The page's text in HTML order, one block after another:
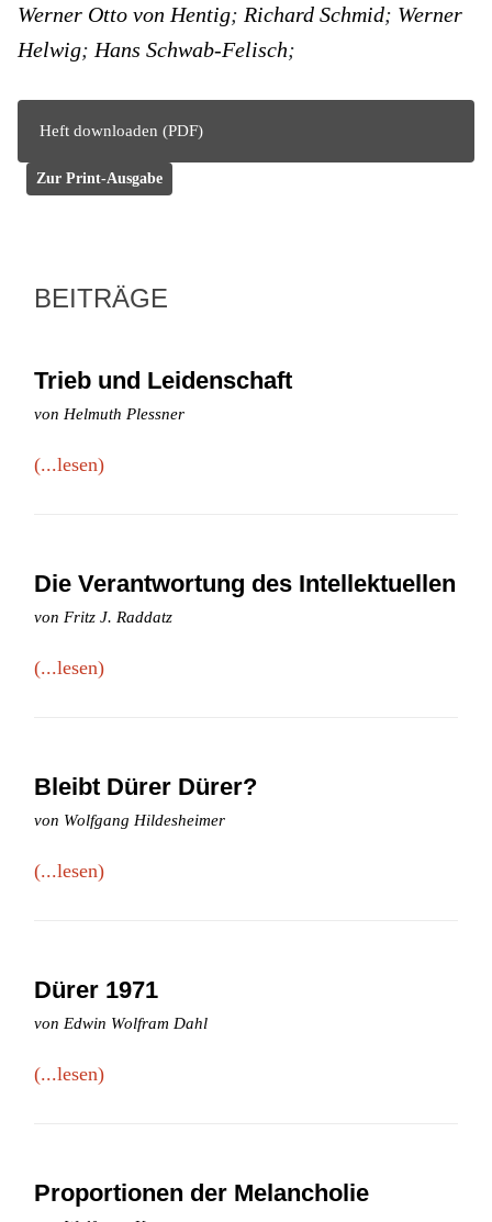
Werner Otto von Hentig Richard Schmid Werner
Helwig Hans Schwab-Felisch
Heft downloaden (PDF)
Zur Print-Ausgabe
BEITRÄGE
Trieb und Leidenschaft
von Helmuth Plessner
(...lesen)
Die Verantwortung des Intellektuellen
von Fritz J. Raddatz
(...lesen)
Bleibt Dürer Dürer?
von Wolfgang Hildesheimer
(...lesen)
Dürer 1971
von Edwin Wolfram Dahl
(...lesen)
Proportionen der Melancholie